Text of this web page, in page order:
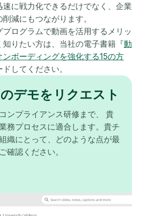
速に戦力化できるだけでなく、企業
減にもつながります。
ログラムで動画を活用するメリッ
知りたい方は、当社の電子書籍『動
ボーディングを強化する15の方
してください。
デモをリクエスト
ンプライアンス研修まで、 貴
務プロセスに適合します。貴チ
織にとって、どのような点が最
確認ください。